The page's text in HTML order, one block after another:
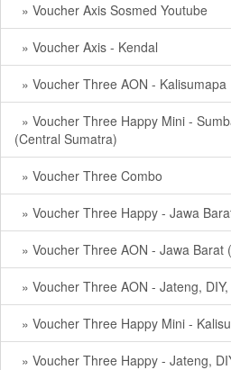
» Voucher Axis Sosmed Youtube
» Voucher Axis - Kendal
» Voucher Three AON - Kalisumapa
» Voucher Three Happy Mini -
(Central Sumatra)
» Voucher Three Combo
» Voucher Three Happy - Jawa
» Voucher Three AON - Jawa Barat
» Voucher Three AON - Jateng,
» Voucher Three Happy Mini -
» Voucher Three Happy - Jateng,